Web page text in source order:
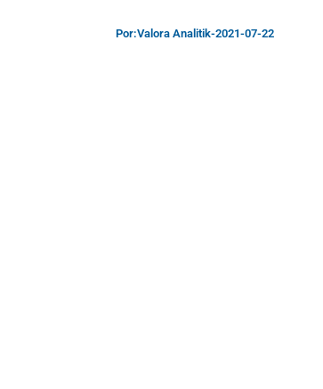
Por:Valora Analitik-2021-07-22